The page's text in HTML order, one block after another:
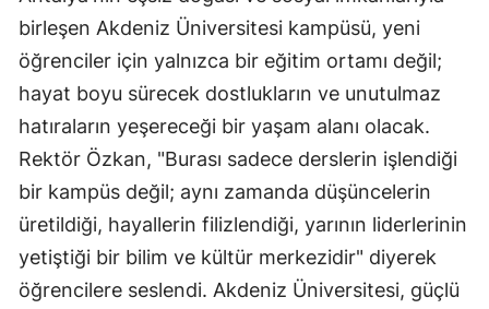
birleşen Akdeniz Üniversitesi kampüsü, yeni
öğrenciler için yalnızca bir eğitim ortamı değil;
hayat boyu sürecek dostlukların ve unutulmaz
hatıraların yeşereceği bir yaşam alanı olacak.
Rektör Özkan, "Burası sadece derslerin işlendiği
bir kampüs değil; aynı zamanda düşüncelerin
üretildiği, hayallerin filizlendiği, yarının liderlerinin
yetiştiği bir bilim ve kültür merkezidir" diyerek
öğrencilere seslendi. Akdeniz Üniversitesi, güçlü